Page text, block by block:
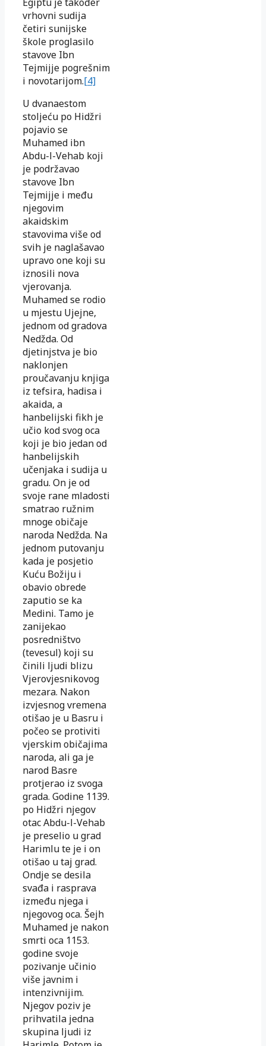
vrhovni sudija
četiri sunijske
škole proglasilo
stavove Ibn
Tejmijje pogrešnim
i novotarijom.[4]
U dvanaestom
stoljeću po Hidžri
pojavio se
Muhamed ibn
Abdu-l-Vehab koji
je podržavao
stavove Ibn
Tejmijje i među
njegovim
akaidskim
stavovima više od
svih je naglašavao
upravo one koji su
iznosili nova
vjerovanja.
Muhamed se rodio
u mjestu Ujejne,
jednom od gradova
Nedžda. Od
djetinjstva je bio
naklonjen
proučavanju knjiga
iz tefsira, hadisa i
akaida, a
hanbelijski fikh je
učio kod svog oca
koji je bio jedan od
hanbelijskih
učenjaka i sudija u
gradu. On je od
svoje rane mladosti
smatrao ružnim
mnoge običaje
naroda Nedžda. Na
jednom putovanju
kada je posjetio
Kuću Božiju i
obavio obrede
zaputio se ka
Medini. Tamo je
zanijekao
posredništvo
(tevesul) koji su
činili ljudi blizu
Vjerovjesnikovog
mezara. Nakon
izvjesnog vremena
otišao je u Basru i
počeo se protiviti
vjerskim običajima
naroda, ali ga je
narod Basre
protjerao iz svoga
grada. Godine 1139.
po Hidžri njegov
otac Abdu-l-Vehab
je preselio u grad
Harimlu te je i on
otišao u taj grad.
Ondje se desila
svađa i rasprava
između njega i
njegovog oca. Šejh
Muhamed je nakon
smrti oca 1153.
godine svoje
pozivanje učinio
više javnim i
intenzivnijim.
Njegov poziv je
prihvatila jedna
skupina ljudi iz